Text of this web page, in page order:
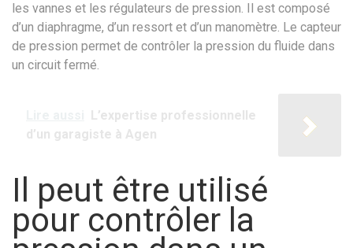
les vannes et les régulateurs de pression. Il est composé
d’un diaphragme, d’un ressort et d’un manomètre. Le capteur
de pression permet de contrôler la pression du fluide dans
un circuit fermé.
L’expertise professionnelle
d’un garagiste à Agen
Il peut être utilisé
pour contrôler la